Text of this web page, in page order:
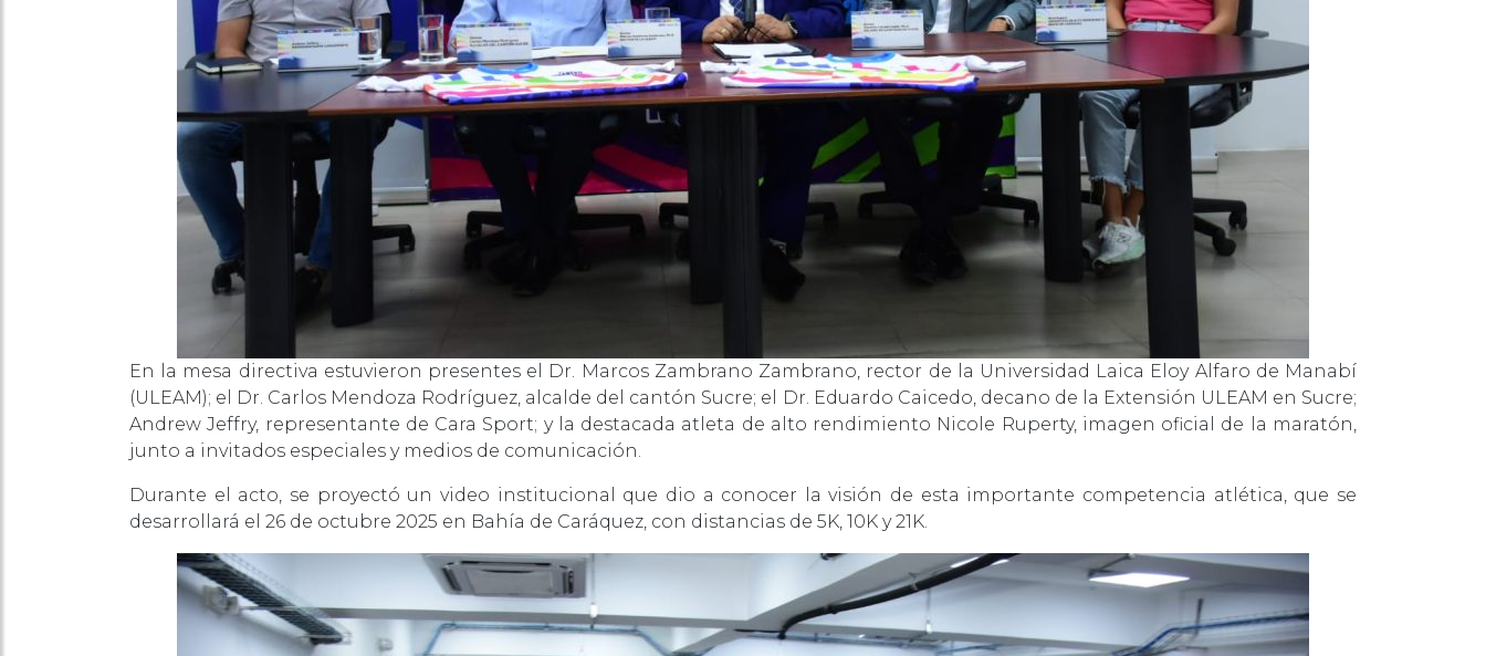
En la mesa directiva estuvieron presentes el Dr. Marcos Zambrano Zambrano, rector de la Universidad Laica Eloy Alfaro de Manabí
(ULEAM); el Dr. Carlos Mendoza Rodríguez, alcalde del cantón Sucre; el Dr. Eduardo Caicedo, decano de la Extensión ULEAM en Sucre;
Andrew Jeffry, representante de Cara Sport; y la destacada atleta de alto rendimiento Nicole Ruperty, imagen oficial de la maratón,
junto a invitados especiales y medios de comunicación.
Durante el acto, se proyectó un video institucional que dio a conocer la visión de esta importante competencia atlética, que se
desarrollará el 26 de octubre 2025 en Bahía de Caráquez, con distancias de 5K, 10K y 21K.